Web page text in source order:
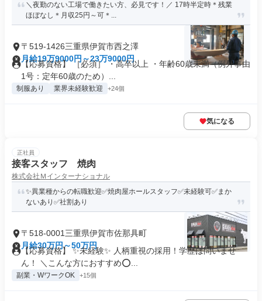
＼夜勤のない工場で働きたい方、必見です！／ 17時半定時＊残業
ほぼなし＊月収25円～可＊...
〒519-1426三重県伊賀市西之澤
月給19万9000円～23万9000円
【応募資格】 ［必須］ ・高卒以上 ・年齢60歳未満（例外事由
1号：定年60歳のため）...
制服あり 業界未経験歓迎 +24個
気になる
正社員
接客スタッフ 焼肉
株式会社Ｍインターナショナル
✨異業種からの転職歓迎✅焼肉屋ホールスタッフ✅未経験可✅まか
ないあり✅社割あり
〒518-0001三重県伊賀市佐那具町
月給30万円～50万円
【応募資格】 ✨未経験✨ 人柄重視の採用！学歴は問いませ
ん！ ＼こんな方におすすめ⭕...
副業・WワークOK +15個